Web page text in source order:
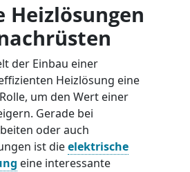
Heizlösungen
der Einbau einer
Heizlösung eine
um den Wert einer
Gerade bei
oder auch
ist dieelektrische
eine interessante